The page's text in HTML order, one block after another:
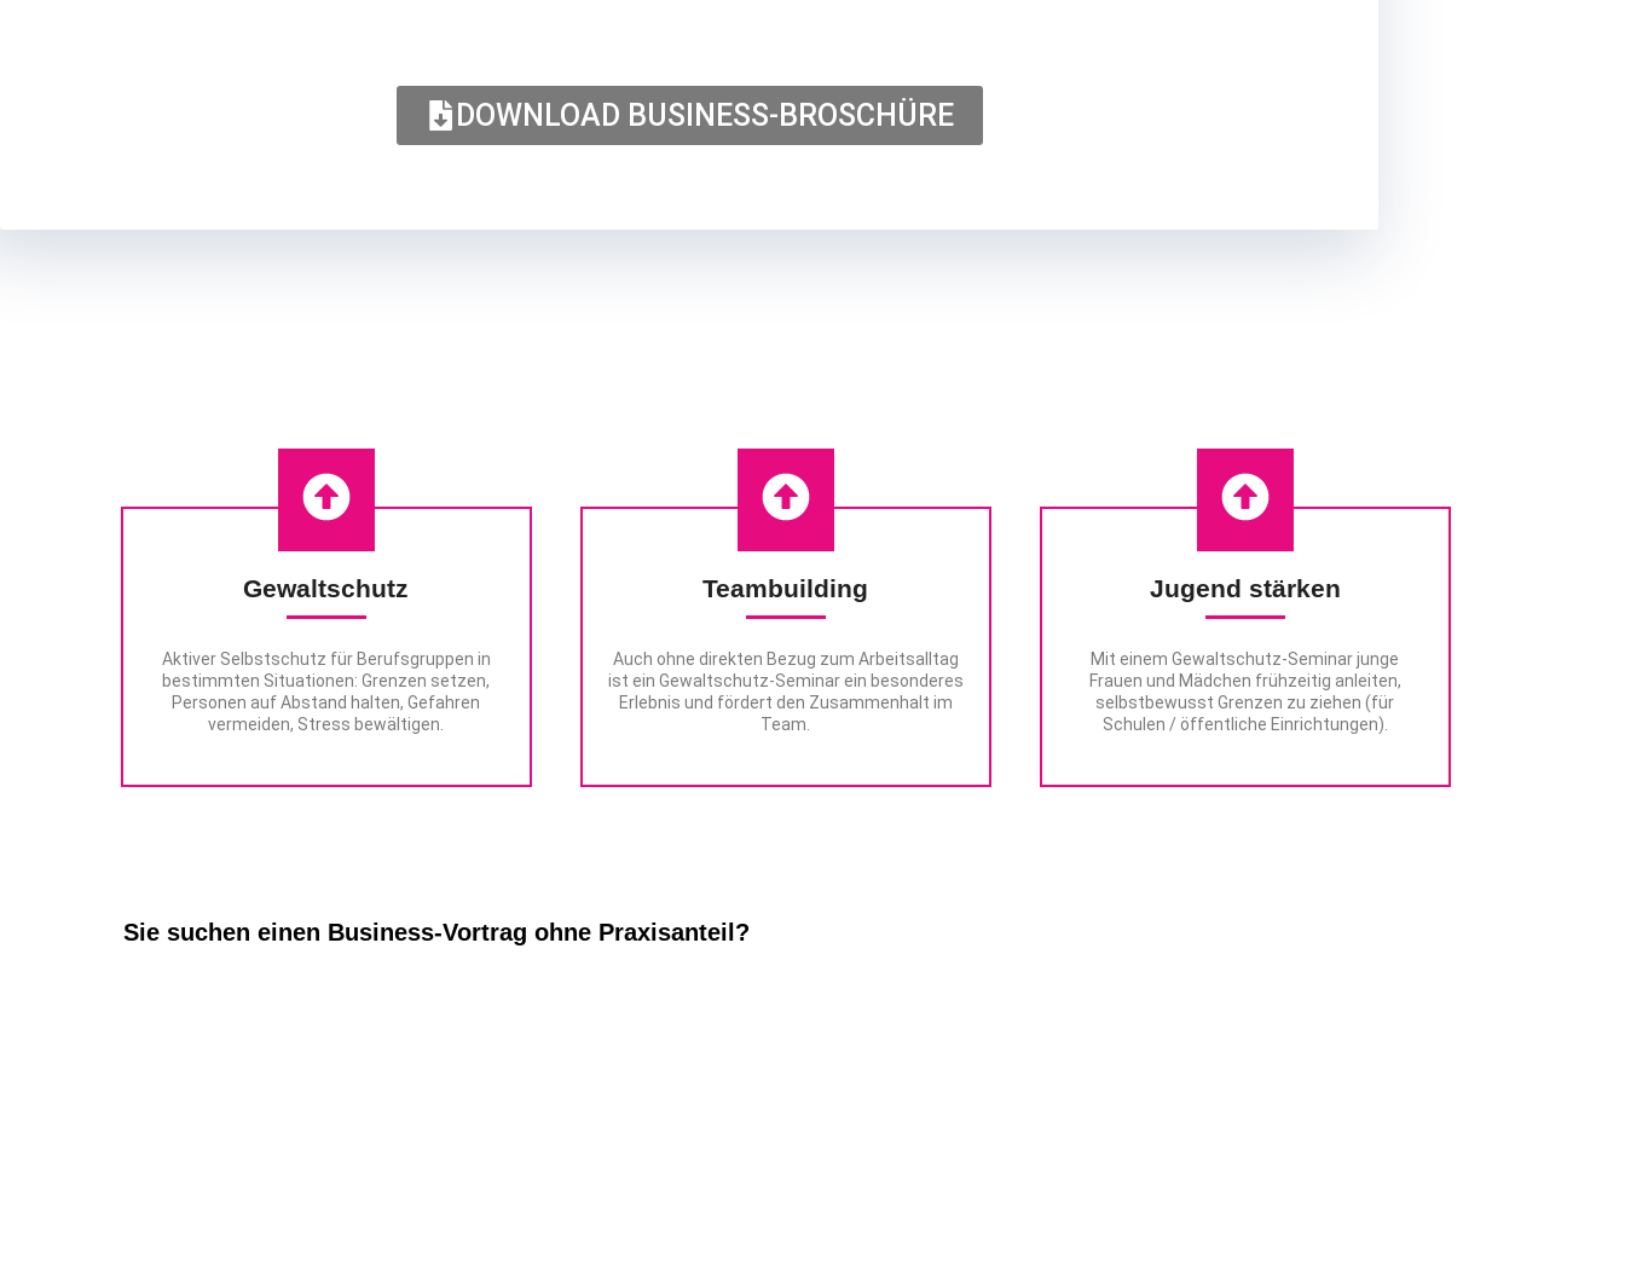
DOWNLOAD BUSINESS-BROSCHÜRE
Gewaltschutz
Aktiver Selbstschutz für Berufsgruppen in
bestimmten Situationen: Grenzen setzen,
Personen auf Abstand halten, Gefahren
vermeiden, Stress bewältigen.
Teambuilding
Auch ohne direkten Bezug zum Arbeitsalltag
ist ein Gewaltschutz-Seminar ein besonderes
Erlebnis und fördert den Zusammenhalt im
Team.
Jugend stärken
Mit einem Gewaltschutz-Seminar junge
Frauen und Mädchen frühzeitig anleiten,
selbstbewusst Grenzen zu ziehen(für
Schulen / öffentliche Einrichtungen).
Sie suchen einen Business-Vortrag ohne Praxisanteil?